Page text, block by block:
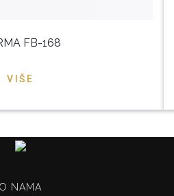
FB-168
VIŠE
O NAMA